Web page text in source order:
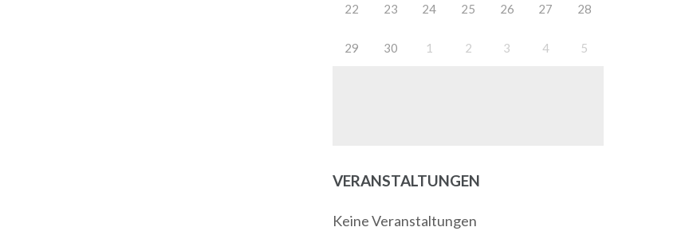
22 23 24 25 26 27 28
29 30 1 2 3 4 5
VERANSTALTUNGEN
Keine Veranstaltungen